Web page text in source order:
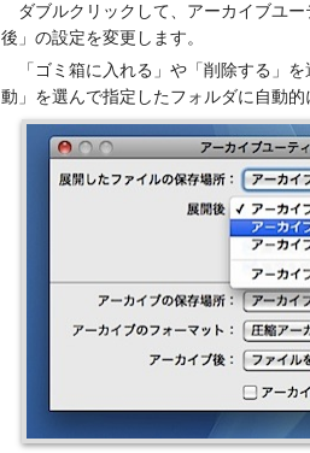
ダブルクリックして、アーカイブユ
後」の設定を変更します。
「ゴミ箱に入れる」や「削除する」
動」を選んで指定したフォルダに自動的